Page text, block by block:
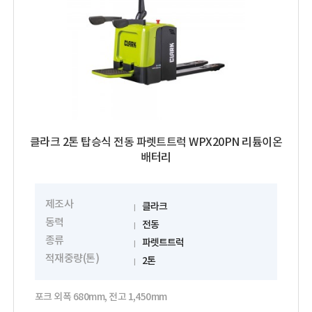
클라크 2톤 탑승식 전동 파렛트트럭 WPX20PN 리튬이온
배터리
제조사
클라크
동력
전동
종류
파렛트트럭
적재중량(톤)
2톤
포크 외폭 680mm, 전고 1,450mm